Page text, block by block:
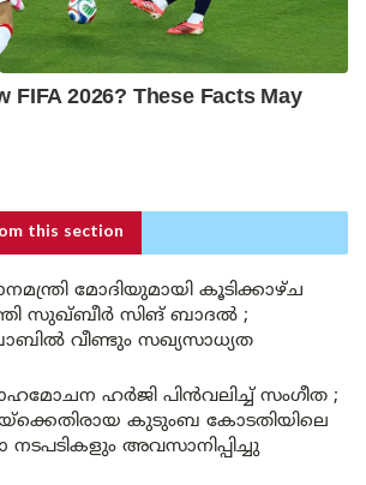
this section
മോദിയുമായി കൂടിക്കാഴ്ച
സുഖ്ബീർ സിങ് ബാദൽ ;
വീണ്ടും സഖ്യസാധ്യത
ഹർജി പിൻവലിച്ച് സംഗീത ;
കുടുംബ കോടതിയിലെ
നടപടികളും അവസാനിപ്പിച്ചു